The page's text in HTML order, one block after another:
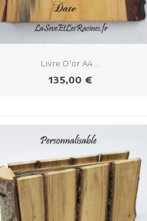
Livre D'or A4...
Prix
135,00 €